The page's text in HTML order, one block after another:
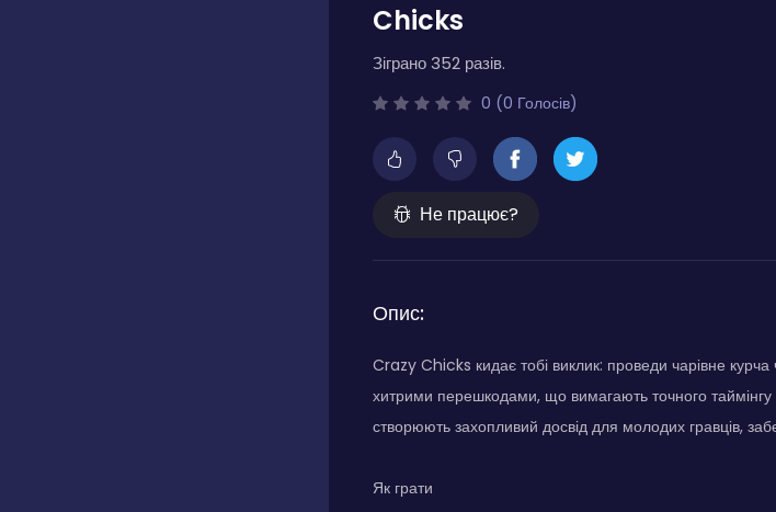
Chicks
Зіграно 352 разів.
0 (0 Голосів)
Не працює?
Опис:
Crazy Chicks кидає тобі виклик: проведи чарівне
хитрими перешкодами, що вимагають точного таймінгу
створюють захопливий досвід для молодих гравців,
Як грати